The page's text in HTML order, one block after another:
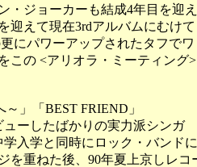
ジョーカーも結成4年目を迎え
迎えて現在3rdアルバムにむけて
にパワーアップされたタフでワ
この <アリオラ・ミーティング>
」「BEST FRIEND」
ーしたばかりの実力派シンガ
入学と同時にロック・バンドに
を重ねた後、90年夏上京しレコ